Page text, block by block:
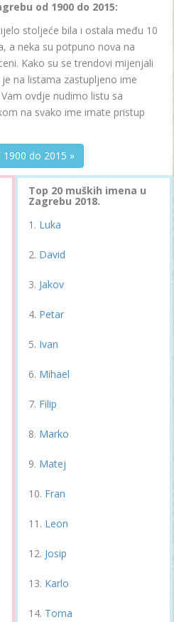
od 1900 do 2015:
stoljeće bila i ostala među 10
a neka su potpuno nova na
Kako su se trendovi mijenjali
na listama zastupljeno ime
ovdje nudimo listu sa
na svako ime imate pristup
1900 do 2015 »
Top 20 muških imena u
Zagrebu 2018.
Luka
David
Jakov
Petar
Ivan
Mihael
Filip
Marko
Matej
Fran
Leon
Josip
Karlo
Toma